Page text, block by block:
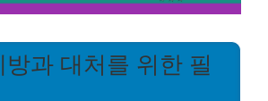
방과 대처를 위한 필